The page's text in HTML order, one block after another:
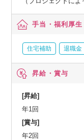
手当・福利厚生
住宅補助 退職金
昇給・賞与
[昇給]
年1回
[賞与]
年2回